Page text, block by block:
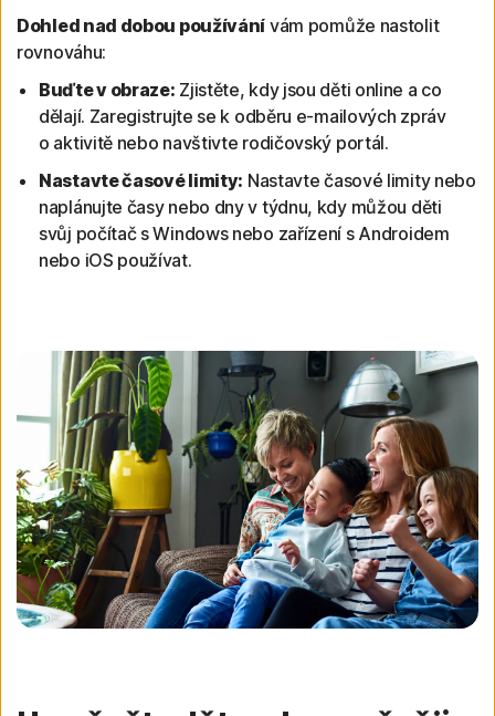
Dohled nad dobou používání vám pomůže nastolit
rovnováhu:
Buďte v obraze: Zjistěte, kdy jsou děti online a co
dělají. Zaregistrujte se k odběru e-mailových zpráv
o aktivitě nebo navštivte rodičovský portál.
Nastavte časové limity: Nastavte časové limity nebo
naplánujte časy nebo dny v týdnu, kdy můžou děti
svůj počítač s Windows nebo zařízení s Androidem
nebo iOS používat.